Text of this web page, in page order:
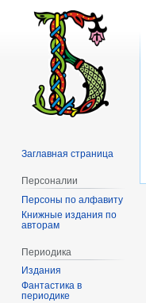
Заглавная страница
Персоналии
Персоны по алфавиту
Книжные издания по
авторам
Периодика
Издания
Фантастика в
периодике